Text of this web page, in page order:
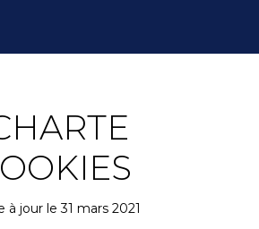
à jour le 31 mars 2021